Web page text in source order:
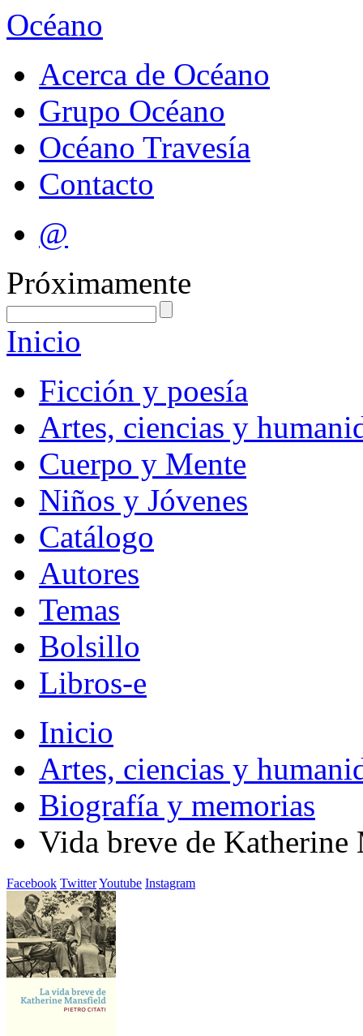
Océano
Acerca de Océano
Grupo Océano
Océano Travesía
Contacto
@
Próximamente
Inicio
Ficción y poesía
Artes, ciencias y
Cuerpo y Mente
Niños y Jóvenes
Catálogo
Autores
Temas
Bolsillo
Libros-e
Inicio
Artes, ciencias y
Biografía y memorias
Vida breve de
Facebook TwitterYoutube Instagram